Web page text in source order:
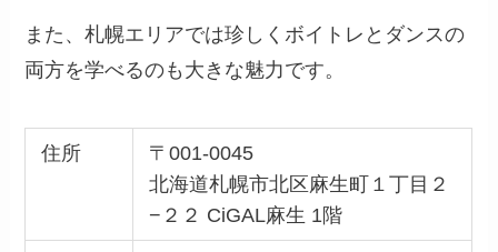
また、札幌エリアでは珍しくボイトレとダンスの
両方を学べるのも大きな魅力です。
住所
〒001-0045
北海道札幌市北区麻生町１丁目２
−２２ CiGAL麻生 1階